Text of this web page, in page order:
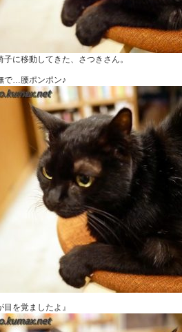
子に移動してきた、さつきさん。
で…腰ポンポン♪
目を覚ましたよ』